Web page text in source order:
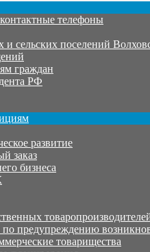
телефоны
сельских поселений
граждан
РФ
развитие
заказ
бизнеса
предупреждению
товарищества